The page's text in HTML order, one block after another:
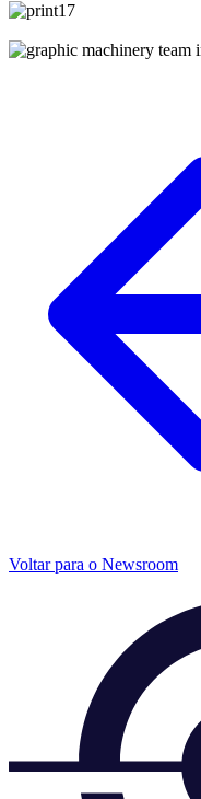
Voltar para o Newsroom